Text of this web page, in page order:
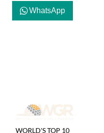
WhatsApp